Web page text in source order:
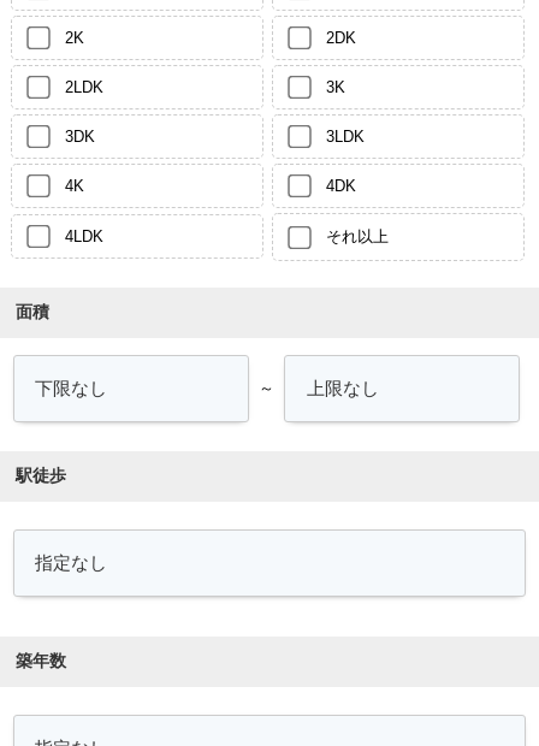
2K 2DK
2LDK 3K
3DK 3LDK
4K 4DK
4LDK それ以上
面積
～
駅徒歩
築年数